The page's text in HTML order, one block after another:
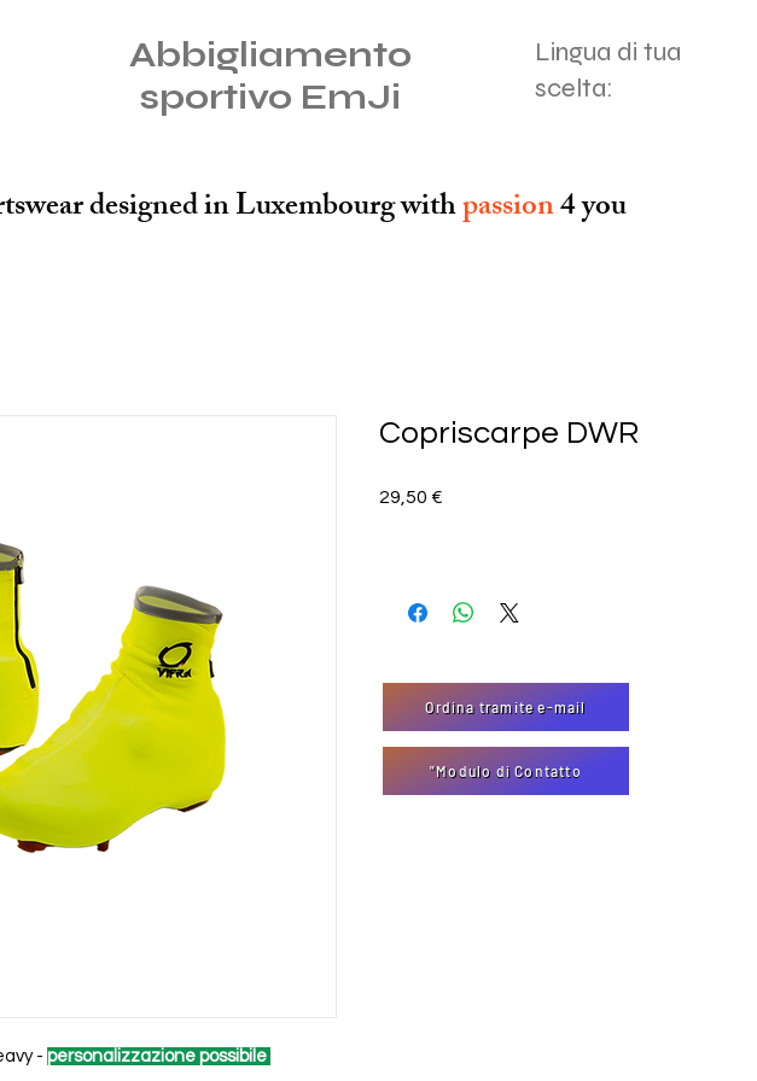
Abbigliamento
sportivo EmJi
Lingua di tua
scelta:
designed in Luxembourg withpassion4 you
- personalizzazione possibile
Copriscarpe DWR
29,50 €
Ordina tramite e-mail
"Modulo di Contatto